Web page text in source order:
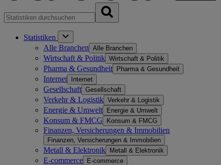
Statistiken
Alle Branchen Alle Branchen
Wirtschaft & Politik Wirtschaft & Politik
Pharma & Gesundheit Pharma & Gesundheit
Internet Internet
Gesellschaft Gesellschaft
Verkehr & Logistik Verkehr & Logistik
Energie & Umwelt Energie & Umwelt
Konsum & FMCG Konsum & FMCG
Finanzen, Versicherungen & Immobilien
Finanzen, Versicherungen & Immobilien
Metall & Elektronik Metall & Elektronik
E-commerce E-commerce